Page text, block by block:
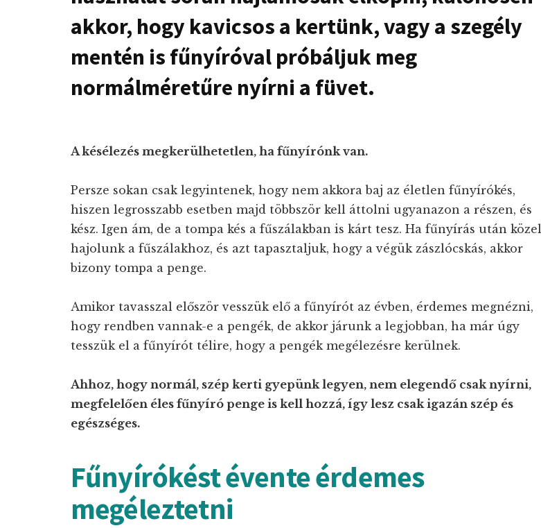
akkor, hogy kavicsos a kertünk, vagy a szegély
mentén is fűnyíróval próbáljuk meg
normálméretűre nyírni a füvet.
A késélezés megkerülhetetlen, ha fűnyírónk van.
Persze sokan csak legyintenek, hogy nem akkora baj az életlen fűnyírókés,
hiszen legrosszabb esetben majd többször kell áttolni ugyanazon a részen, és
kész. Igen ám, de a tompa kés a fűszálakban is kárt tesz. Ha fűnyírás után közel
hajolunk a fűszálakhoz, és azt tapasztaljuk, hogy a végük zászlócskás, akkor
bizony tompa a penge.
Amikor tavasszal először vesszük elő a fűnyírót az évben, érdemes megnézni,
hogy rendben vannak-e a pengék, de akkor járunk a legjobban, ha már úgy
tesszük el a fűnyírót télire, hogy a pengék megélezésre kerülnek.
Ahhoz, hogy normál, szép kerti gyepünk legyen, nem elegendő csak nyírni,
megfelelően éles fűnyíró penge is kell hozzá, így lesz csak igazán szép és
egészséges.
Fűnyírókést évente érdemes
megéleztetni